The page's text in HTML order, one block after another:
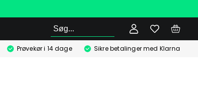
Søg
Prøvekør i 14 dage Sikre betalinger med Klarna